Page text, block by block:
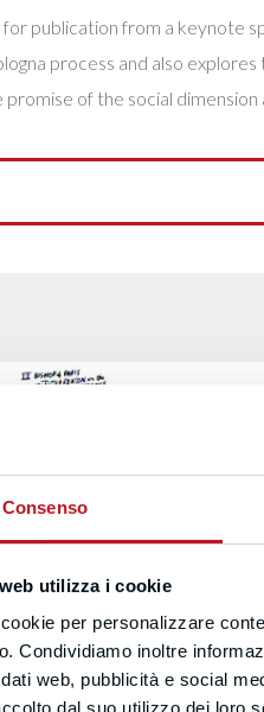
Consenso
utilizza i cookie
per personalizzare
Condividiamo inoltre
web, pubblicità e social
publication from a keynote
process and also explores
promise of the social